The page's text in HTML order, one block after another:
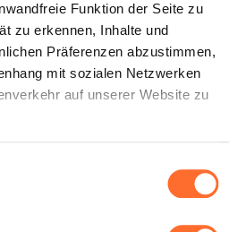
Funktion der Seite zu
zu erkennen, Inhalte und
Präferenzen abzustimmen,
mit sozialen Netzwerken
auf unserer Website zu
konfigurieren. Davon
die für die Funktion der
sind. Eine Beschreibung der
Regeln für den Empfang
sind bekannt: • den
seiner Ankunft begrüßen, •
richtig verstehen, • den
die Kontaktperson
• dem Besucher
beschreiben, •
verabschieden.